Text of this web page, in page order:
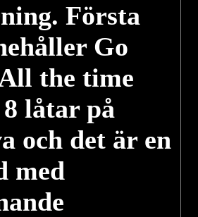
Första
Go
the time
8 låtar på
och det är en
med